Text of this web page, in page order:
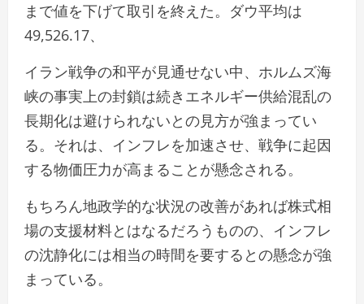
まで値を下げて取引を終えた。ダウ平均は
49,526.17、
イラン戦争の和平が見通せない中、ホルムズ海
峡の事実上の封鎖は続きエネルギー供給混乱の
長期化は避けられないとの見方が強まってい
る。それは、インフレを加速させ、戦争に起因
する物価圧力が高まることが懸念される。
もちろん地政学的な状況の改善があれば株式相
場の支援材料とはなるだろうものの、インフレ
の沈静化には相当の時間を要するとの懸念が強
まっている。